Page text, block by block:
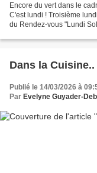
Encore du vert dans le
C'est lundi ! Troisième
du Rendez-vous "Lundi
Dans la Cuisine..
Publié le 14/03/2026 à
Par Evelyne Guyader-